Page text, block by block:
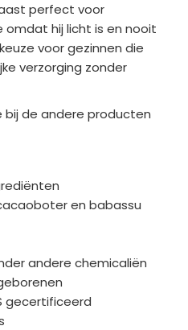
perfect voor
hij licht is en nooit
voor gezinnen die
verzorging zonder
bij de andere producten
en babassu
andere chemicaliën
gecertificeerd